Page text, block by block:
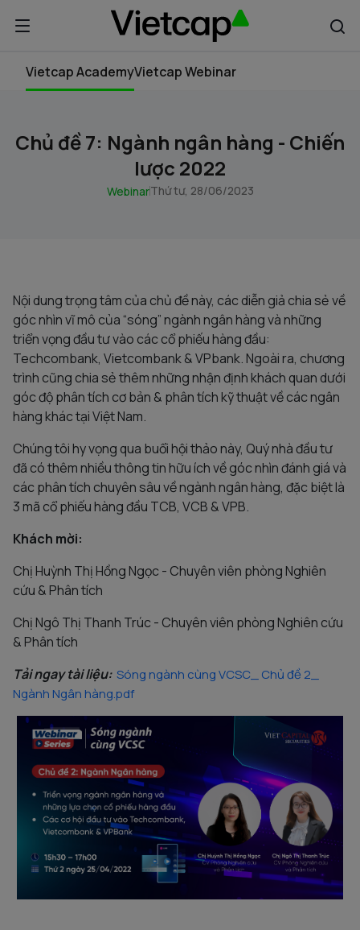
Vietcap AcademyVietcap Webinar
Chủ đề 7: Ngành ngân hàng - Chiến
lược 2022
WebinarThứ tư, 28/06/2023
Nội dung trọng tâm của chủ đề này, các diễn giả chia sẻ về
góc nhìn vĩ mô của “sóng” ngành ngân hàng và những
triển vọng đầu tư vào các cổ phiếu hàng đầu:
Techcombank, Vietcombank & VPbank. Ngoài ra, chương
trình cũng chia sẻ thêm những nhận định khách quan dưới
góc độ phân tích cơ bản & phân tích kỹ thuật về các ngân
hàng khác tại Việt Nam.
Chúng tôi hy vọng qua buổi hội thảo này, Quý nhà đầu tư
đã có thêm nhiều thông tin hữu ích về góc nhìn đánh giá và
các phân tích chuyên sâu về ngành ngân hàng, đặc biệt là
3 mã cổ phiếu hàng đầu TCB, VCB & VPB.
Khách mời:
Chị Huỳnh Thị Hồng Ngọc - Chuyên viên phòng Nghiên
cứu & Phân tích
Chị Ngô Thị Thanh Trúc - Chuyên viên phòng Nghiên cứu
& Phân tích
Tải ngay tài liệu: Sóng ngành cùng VCSC_ Chủ đề 2_
Ngành Ngân hàng.pdf